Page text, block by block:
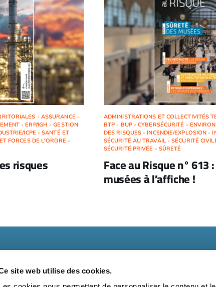
site web utilise des cookies.
- ASSURANCE -
- ERP/IGH - GESTION
ICPE - SANTÉ ET
FORCES DE L'ORDRE -
risques
ADMINISTRATIONS ET COLLECTIVITÉS
BTP - BUP - CYBERSÉCURITÉ -
DES RISQUES - INCENDIE/EXPLOSION -
SÉCURITÉ AU TRAVAIL - SÉCURITÉ
SÉCURITÉ PRIVÉE - SÛRETÉ
Face au Risque n° 613
musées à l’affiche !